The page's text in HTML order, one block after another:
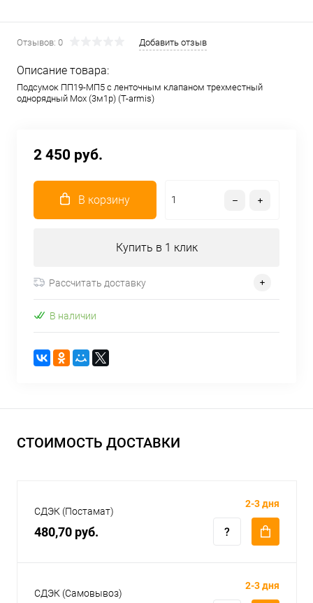
Отзывов: 0 Добавить отзыв
Описание товара:
Подсумок ПП19-МП5 с ленточным клапаном трехместный
однорядный Мох (3м1р) (T-armis)
2 450 руб.
В корзину
Купить в 1 клик
Рассчитать доставку
В наличии
СТОИМОСТЬ ДОСТАВКИ
СДЭК (Постамат)
480,70 руб.
2-3 дня
СДЭК (Самовывоз)
2-3 дня